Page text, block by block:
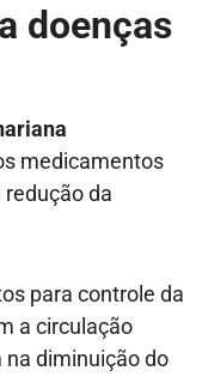
doenças
medicamentos
da
para controle da
a circulação
na diminuição do